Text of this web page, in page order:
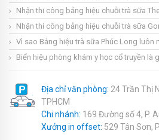
Nhận thi công bảng hiệu chuỗi trà sữa
Nhận thi công bảng hiệu chuỗi trà sữa
Vì sao Bảng hiệu trà sữa Phúc Long luôn
Biển hiệu phòng khám y học cổ truyền là
Địa chỉ văn phòng: 24 Trần Thị
TPHCM
Chi nhánh: 169 Đường số 4, P.
Xưởng in offset: 529 Tân Sơn,